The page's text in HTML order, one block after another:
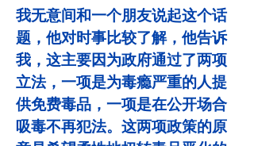
我无意间和一个朋友说起这个话
题，他对时事比较了解，他告诉
我，这主要因为政府通过了两项
立法，一项是为毒瘾严重的人提
供免费毒品，一项是在公开场合
吸毒不再犯法。这两项政策的原